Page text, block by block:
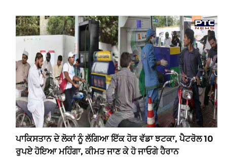
ਪਾਕਿਸਤਾਨ ਦੇ ਲੋਕਾਂ ਨੂੰ ਲੱਗਿਆ ਇੱਕ ਹੋਰ ਵੱਡਾ ਝਟਕਾ, ਪੈਟਰੋਲ 10
ਰੁਪਏ ਹੋਇਆ ਮਹਿੰਗਾ, ਕੀਮਤ ਜਾਣ ਕੇ ਹੋ ਜਾਓਗੇ ਹੈਰਾਨ